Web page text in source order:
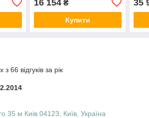
16 154₴
Купити
35
66 відгуків за рік
35 м Киів 04123, Київ, Україна